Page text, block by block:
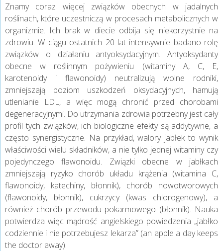
Znamy coraz więcej związków obecnych w jadalnych
roślinach, które uczestniczą w procesach metabolicznych w
organizmie. Ich brak w diecie odbija się niekorzystnie na
zdrowiu. W ciągu ostatnich 20 lat intensywnie badano rolę
związków o działaniu antyoksydacyjnym. Antyoksydanty
obecne w roślinnym pożywieniu (witaminy A, C, E,
karotenoidy i flawonoidy) neutralizują wolne rodniki,
zmniejszają poziom uszkodzeń oksydacyjnych, hamują
utlenianie LDL, a więc mogą chronić przed chorobami
degeneracyjnymi. Do utrzymania zdrowia potrzebny jest cały
profil tych związków, ich biologiczne efekty są addytywne, a
często synergistyczne. Na przykład, walory jabłek to wynik
właściwości wielu składników, a nie tylko jednej witaminy czy
pojedynczego flawonoidu. Związki obecne w jabłkach
zmniejszają ryzyko chorób układu krążenia (witamina C,
flawonoidy, katechiny, błonnik), chorób nowotworowych
(flawonoidy, błonnik), cukrzycy (kwas chlorogenowy), a
również chorób przewodu pokarmowego (błonnik). Nauka
potwierdza więc mądrość angielskiego powiedzenia „jabłko
codziennie i nie potrzebujesz lekarza” (an apple a day keeps
the doctor away).